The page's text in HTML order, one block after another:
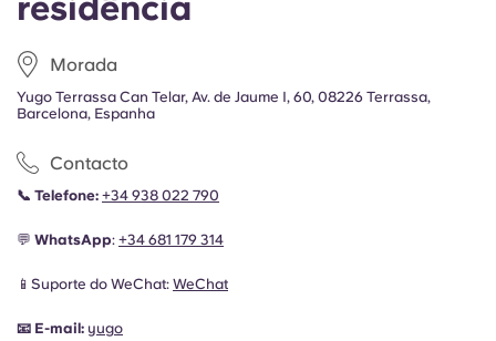
Morada
Yugo Terrassa Can Telar, Av. de Jaume I, 60, 08226 Terrassa,
Barcelona, Espanha
Contacto
📞 Telefone: +34 938 022 790
💬 WhatsApp: +34 681 179 314
📱Suporte do WeChat: WeChat
📧 E-mail: yugo